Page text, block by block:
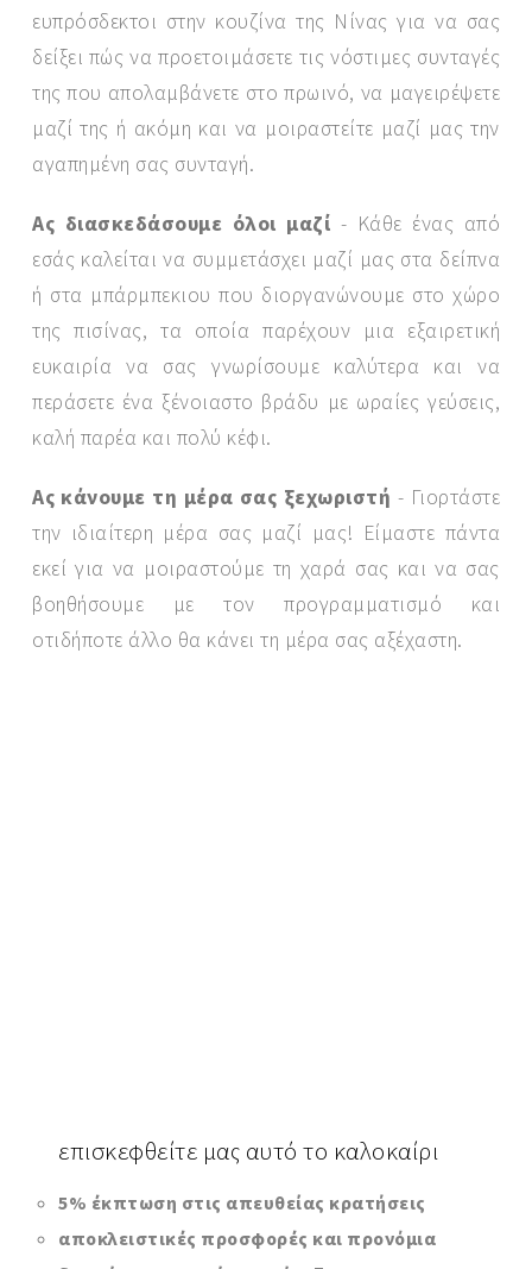
ευπρόσδεκτοι στην κουζίνα της Νίνας για να σας
δείξει πώς να προετοιμάσετε τις νόστιμες συνταγές
της που απολαμβάνετε στο πρωινό, να μαγειρέψετε
μαζί της ή ακόμη και να μοιραστείτε μαζί μας την
αγαπημένη σας συνταγή.
Ας διασκεδάσουμε όλοι μαζί - Κάθε ένας από
εσάς καλείται να συμμετάσχει μαζί μας στα δείπνα
ή στα μπάρμπεκιου που διοργανώνουμε στο χώρο
της πισίνας, τα οποία παρέχουν μια εξαιρετική
ευκαιρία να σας γνωρίσουμε καλύτερα και να
περάσετε ένα ξένοιαστο βράδυ με ωραίες γεύσεις,
καλή παρέα και πολύ κέφι.
Ας κάνουμε τη μέρα σας ξεχωριστή - Γιορτάστε
την ιδιαίτερη μέρα σας μαζί μας! Είμαστε πάντα
εκεί για να μοιραστούμε τη χαρά σας και να σας
βοηθήσουμε με τον προγραμματισμό και
οτιδήποτε άλλο θα κάνει τη μέρα σας αξέχαστη.
επισκεφθείτε μας αυτό το καλοκαίρι
5% έκπτωση στις απευθείας κρατήσεις
αποκλειστικές προσφορές και προνόμια